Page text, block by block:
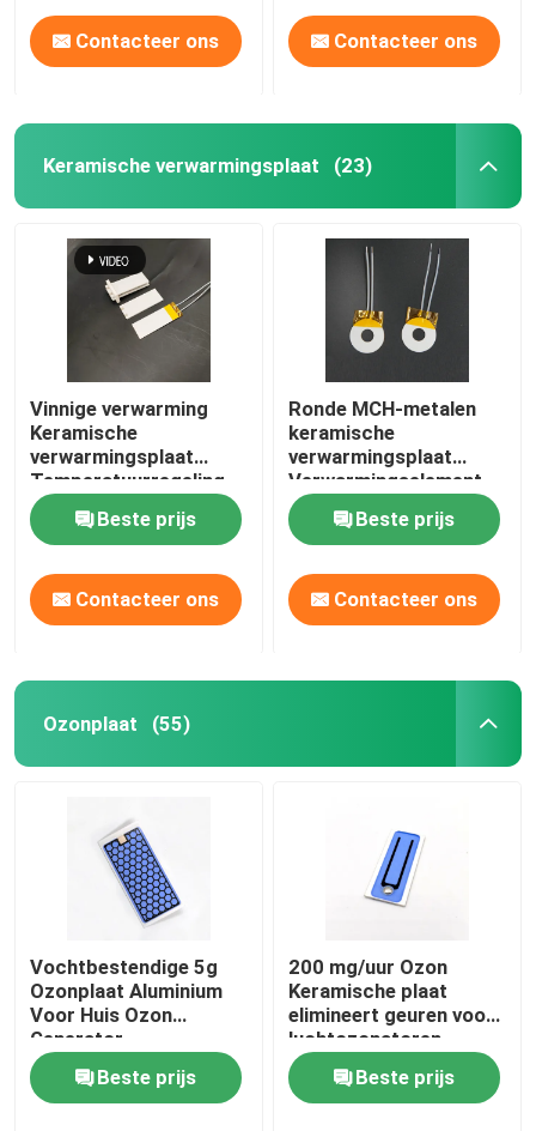
Contacteer ons Contacteer ons
Keramische verwarmingsplaat (23)
Vinnige verwarming
Keramische
verwarmingsplaat
Temperatuurregeling
met sensordraad
Beste prijs
Contacteer ons
Ronde MCH-metalen
keramische
verwarmingsplaat
Verwarmingselement
voor
metaal/Beste prijs
Contacteer ons
Ozonplaat (55)
Vochtbestendige 5g
Ozonplaat Aluminium
Voor Huis Ozon
Generator
Beste prijs
200 mg/uur Ozon
Keramische plaat
elimineert geuren voor
luchtozonatoren
Beste prijs